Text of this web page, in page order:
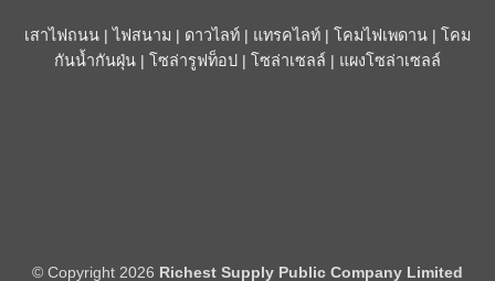
เสาไฟถนน |ไฟสนาม | ดาวไลท์ | แทรคไลท์ | โคมไฟเพดาน | โคม
กันน้ำกันฝุ่น | โซล่ารูฟท็อป | โซล่าเซลล์ | แผงโซล่าเซลล์
© Copyright 2026 Richest Supply Public Company Limited